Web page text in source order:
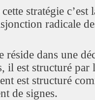
stratégie
radicale
réside dans une
il est structuré
est structuré
de signes.